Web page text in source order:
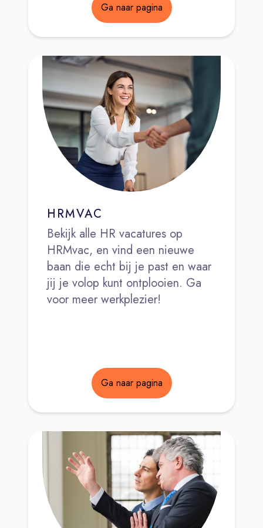
Ga naar pagina
HRMVAC
Bekijk alle HR vacatures op
HRMvac, en vind een nieuwe
baan die echt bij je past en waar
jij je volop kunt ontplooien. Ga
voor meer werkplezier!
Ga naar pagina